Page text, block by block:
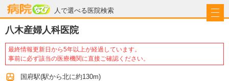
人で選べる医院検索
病院なび
八木産婦人科医院
最終情報更新日から5年以上が経過しています。
事前に必ず該当の医療機関に直接ご確認ください。
国府駅(駅から北に約130m)